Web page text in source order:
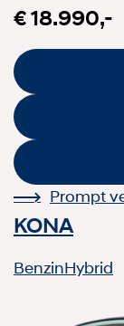
€ 18.990,-
Prompt
KONA
BenzinHybrid